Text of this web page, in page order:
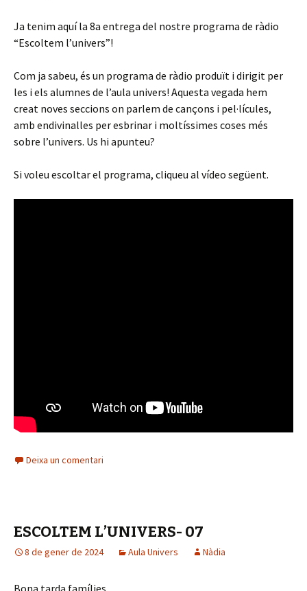
6 (2)
5 (2)
4 (2)
3 (2)
2 (2)
1 (2)
Ja tenim aquí la 8a entrega del nostre programa de ràdio
“Escoltem l’univers”!
Com ja sabeu, és un programa de ràdio produït i dirigit per
les i els alumnes de l’aula univers! Aquesta vegada hem
creat noves seccions on parlem de cançons i pel·lícules,
amb endivinalles per esbrinar i moltíssimes coses més
sobre l’univers. Us hi apunteu?
Si voleu escoltar el programa, cliqueu al vídeo següent.
Deixa un comentari
ESCOLTEM L’UNIVERS- 07
8 de gener de 2024 Aula Univers Nàdia